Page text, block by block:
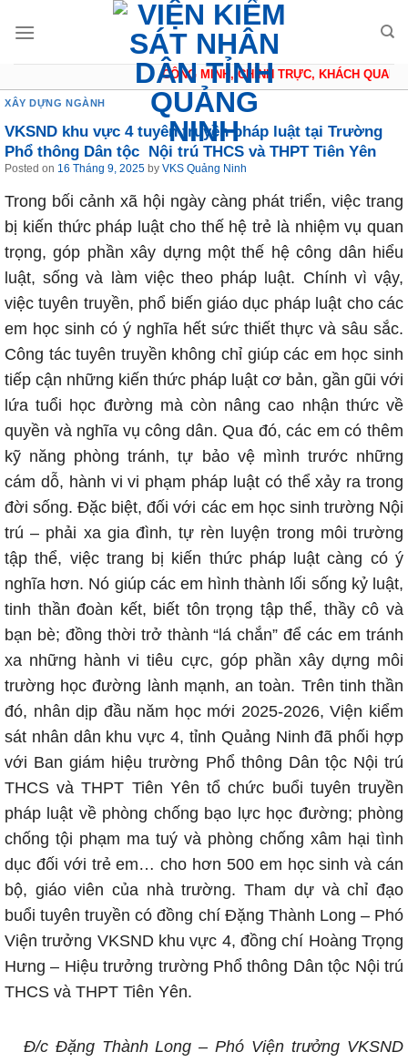
CÔNG MINH, CHÍNH TRỰC, KHÁCH QUAN,
XÂY DỰNG NGÀNH
VKSND khu vực 4 tuyên truyền pháp luật tại Trường
Phổ thông Dân tộc Nội trú THCS và THPT Tiên Yên
Posted on 16 Tháng 9, 2025 by VKS Quảng Ninh
Trong bối cảnh xã hội ngày càng phát triển, việc trang
bị kiến thức pháp luật cho thế hệ trẻ là nhiệm vụ quan
trọng, góp phần xây dựng một thế hệ công dân hiểu
luật, sống và làm việc theo pháp luật. Chính vì vậy,
việc tuyên truyền, phổ biến giáo dục pháp luật cho các
em học sinh có ý nghĩa hết sức thiết thực và sâu sắc.
Công tác tuyên truyền không chỉ giúp các em học sinh
tiếp cận những kiến thức pháp luật cơ bản, gần gũi với
lứa tuổi học đường mà còn nâng cao nhận thức về
quyền và nghĩa vụ công dân. Qua đó, các em có thêm
kỹ năng phòng tránh, tự bảo vệ mình trước những
cám dỗ, hành vi vi phạm pháp luật có thể xảy ra trong
đời sống. Đặc biệt, đối với các em học sinh trường Nội
trú – phải xa gia đình, tự rèn luyện trong môi trường
tập thể, việc trang bị kiến thức pháp luật càng có ý
nghĩa hơn. Nó giúp các em hình thành lối sống kỷ luật,
tinh thần đoàn kết, biết tôn trọng tập thể, thầy cô và
bạn bè; đồng thời trở thành “lá chắn” để các em tránh
xa những hành vi tiêu cực, góp phần xây dựng môi
trường học đường lành mạnh, an toàn. Trên tinh thần
đó, nhân dịp đầu năm học mới 2025-2026, Viện kiểm
sát nhân dân khu vực 4, tỉnh Quảng Ninh đã phối hợp
với Ban giám hiệu trường Phổ thông Dân tộc Nội trú
THCS và THPT Tiên Yên tổ chức buổi tuyên truyền
pháp luật về phòng chống bạo lực học đường; phòng
chống tội phạm ma tuý và phòng chống xâm hại tình
dục đối với trẻ em… cho hơn 500 em học sinh và cán
bộ, giáo viên của nhà trường. Tham dự và chỉ đạo
buổi tuyên truyền có đồng chí Đặng Thành Long – Phó
Viện trưởng VKSND khu vực 4, đồng chí Hoàng Trọng
Hưng – Hiệu trưởng trường Phổ thông Dân tộc Nội trú
THCS và THPT Tiên Yên.
Đ/c Đặng Thành Long – Phó Viện trưởng VKSND